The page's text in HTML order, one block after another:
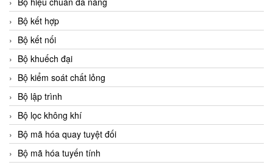
Bộ kết hợp
Bộ kết nối
Bộ khuếch đại
Bộ kiểm soát chất lỏng
Bộ lập trình
Bộ lọc không khí
Bộ mã hóa quay tuyệt đối
Bộ mã hóa tuyến tính